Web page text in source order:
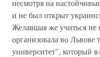
несмотря на
и не был открыт
Желавшая же учиться
организовала во
университет”, который